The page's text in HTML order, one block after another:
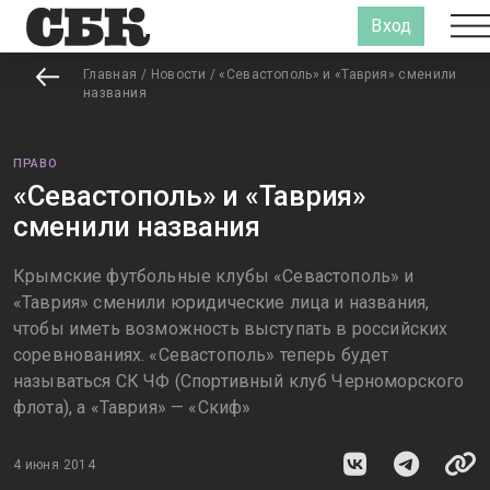
Вход
Главная / Новости / «Севастополь» и «Таврия» сменили
названия
ПРАВО
«Севастополь» и «Таврия»
сменили названия
Крымские футбольные клубы «Севастополь» и
«Таврия» сменили юридические лица и названия,
чтобы иметь возможность выступать в российских
соревнованиях. «Севастополь» теперь будет
называться СК ЧФ (Спортивный клуб Черноморского
флота), а «Таврия» — «Скиф»
4 июня 2014